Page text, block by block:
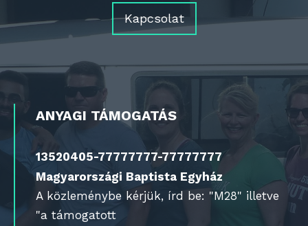
Kapcsolat
ANYAGI TÁMOGATÁS
13520405-77777777-77777777
Magyarországi Baptista Egyház
A közleménybe kérjük, írd be: "M28" illetve
"a támogatott